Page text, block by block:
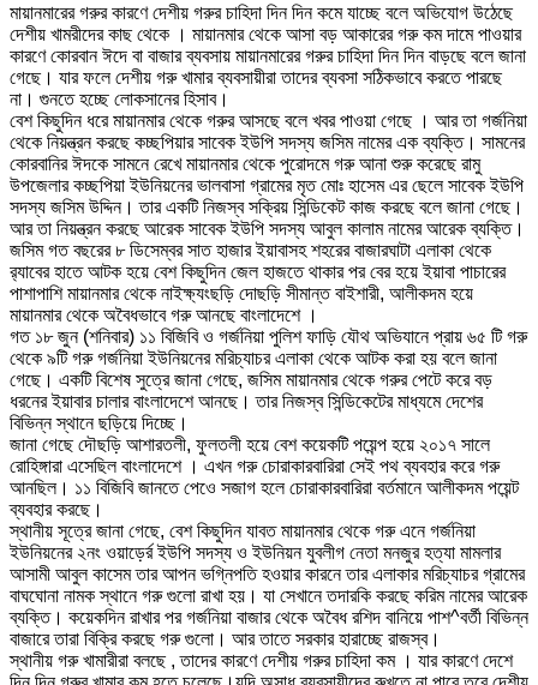
মায়ানমারের গরুর কারণে দেশীয় গরুর চাহিদা দিন দিন কমে যাচ্ছে বলে অভিযোগ উঠেছে
দেশীয় খামরীদের কাছ থেকে । মায়ানমার থেকে আসা বড় আকারের গরু কম দামে পাওয়ার
কারণে কোরবান ঈদে বা বাজার ব্যবসায় মায়ানমারের গরুর চাহিদা দিন দিন বাড়ছে বলে জানা
গেছে। যার ফলে দেশীয় গরু খামার ব্যবসায়ীরা তাদের ব্যবসা সঠিকভাবে করতে পারছে
না। গুনতে হচ্ছে লোকসানের হিসাব।
বেশ কিছুদিন ধরে মায়ানমার থেকে গরুর আসছে বলে খবর পাওয়া গেছে । আর তা গর্জনিয়া
থেকে নিয়ন্ত্রন করছে কচ্ছপিয়ার সাবেক ইউপি সদস্য জসিম নামের এক ব্যক্তি। সামনের
কোরবানির ঈদকে সামনে রেখে মায়ানমার থেকে পুরোদমে গরু আনা শুরু করেছে রামু
উপজেলার কচ্ছপিয়া ইউনিয়নের ভালবাসা গ্রামের মৃত মোঃ হাসেম এর ছেলে সাবেক ইউপি
সদস্য জসিম উদ্দিন। তার একটি নিজস্ব সক্রিয় সিন্ডিকেট কাজ করছে বলে জানা গেছে।
আর তা নিয়ন্ত্রন করছে আরেক সাবেক ইউপি সদস্য আবুল কালাম নামের আরেক ব্যক্তি।
জসিম গত বছরের ৮ ডিসেম্বর সাত হাজার ইয়াবাসহ শহরের বাজারঘাটা এলাকা থেকে
র‌্যাবের হাতে আটক হয়ে বেশ কিছুদিন জেল হাজতে থাকার পর বের হয়ে ইয়াবা পাচারের
পাশাপাশি মায়ানমার থেকে নাইক্ষ্যংছড়ি দোছড়ি সীমান্ত বাইশারী, আলীকদম হয়ে
মায়ানমার থেকে অবৈধভাবে গরু আনছে বাংলাদেশে ।
গত ১৮ জুন (শনিবার) ১১ বিজিবি ও গর্জনিয়া পুলিশ ফাড়ি যৌথ অভিযানে প্রায় ৬৫ টি গরু
থেকে ৯টি গরু গর্জনিয়া ইউনিয়নের মরিচ্যাচর এলাকা থেকে আটক করা হয় বলে জানা
গেছে। একটি বিশেষ সুত্রে জানা গেছে, জসিম মায়ানমার থেকে গরুর পেটে করে বড়
ধরনের ইয়াবার চালার বাংলাদেশে আনছে। তার নিজস্ব সিন্ডিকেটের মাধ্যমে দেশের
বিভিন্ন স্থানে ছড়িয়ে দিচ্ছে।
জানা গেছে দৌছড়ি আশারতলী, ফুলতলী হয়ে বেশ কয়েকটি পয়েন্প হয়ে ২০১৭ সালে
রোহিঙ্গারা এসেছিল বাংলাদেশে । এখন গরু চোরাকারবারিরা সেই পথ ব্যবহার করে গরু
আনছিল। ১১ বিজিবি জানতে পেওে সজাগ হলে চোরাকারবারিরা বর্তমানে আলীকদম পয়েন্ট
ব্যবহার করছে।
স্থানীয় সূত্রে জানা গেছে, বেশ কিছুদিন যাবত মায়ানমার থেকে গরু এনে গর্জনিয়া
ইউনিয়নের ২নং ওয়াড়ের্র ইউপি সদস্য ও ইউনিয়ন যুবলীগ নেতা মনজুর হত্যা মামলার
আসামী আবুল কাসেম তার আপন ভগ্নিপতি হওয়ার কারনে তার এলাকার মরিচ্যাচর গ্রামের
বাঘঘোনা নামক স্থানে গরু গুলো রাখা হয়। যা সেখানে তদারকি করছে করিম নামের আরেক
ব্যক্তি। কয়েকদিন রাখার পর গর্জনিয়া বাজার থেকে অবৈধ রশিদ বানিয়ে পাশ^বর্তী বিভিন্ন
বাজারে তারা বিক্রি করছে গরু গুলো। আর তাতে সরকার হারাচ্ছে রাজস্ব।
স্থানীয় গরু খামারীরা বলছে , তাদের কারণে দেশীয় গরুর চাহিদা কম । যার কারণে দেশে